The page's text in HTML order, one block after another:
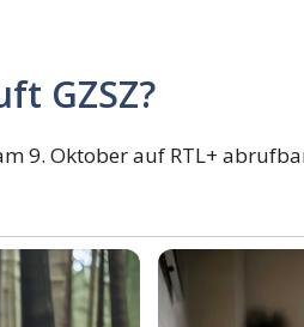
GZSZ?
9. Oktober auf RTL+